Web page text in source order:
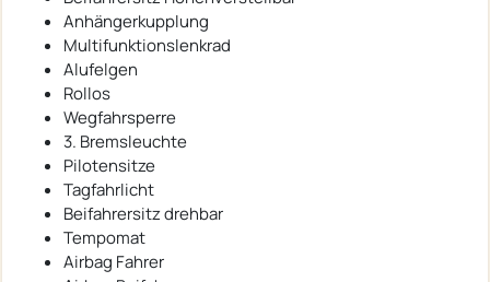
Anhängerkupplung
Multifunktionslenkrad
Alufelgen
Rollos
Wegfahrsperre
3. Bremsleuchte
Pilotensitze
Tagfahrlicht
Beifahrersitz drehbar
Tempomat
Airbag Fahrer